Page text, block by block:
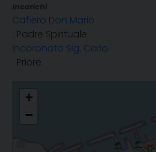
Incarichi
Cafiero Don Mario
: Padre Spirituale
Incoronato Sig. Carlo
: Priore
+
−